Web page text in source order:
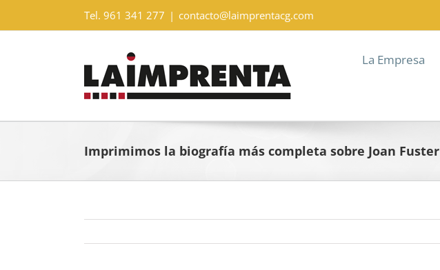
contenido
Tel. 961 341 277 | contacto@laimprentacg.com
La Empresa
Imprimimos la biografía más completa sobre Joan Fuster